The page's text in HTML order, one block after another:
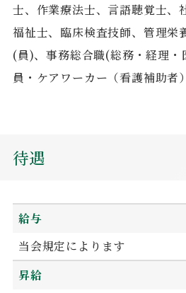
士、作業療法士、言語聴覚士、
福祉士、臨床検査技師、管理栄
(員)、事務総合職(総務・経理
員・ケアワーカー（看護補助者）
待遇
給与
当会規定によります
昇給